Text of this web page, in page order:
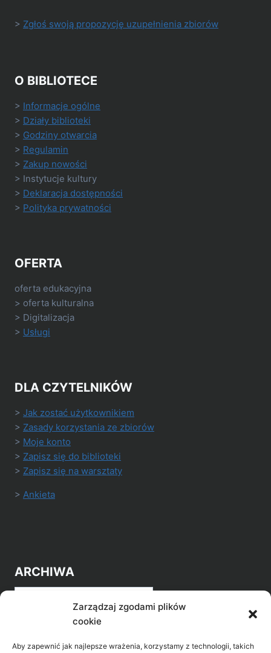
Zarządzaj zgodami plików
cookie
Aby zapewnić jak najlepsze wrażenia, korzystamy z technologii, takich
> Zgłoś swoją propozycję uzupełnienia zbiorów
O BIBLIOTECE
> Informacje ogólne
> Działy biblioteki
> Godziny otwarcia
> Regulamin
> Zakup nowości
> Instytucje kultury
> Deklaracja dostępności
> Polityka prywatności
OFERTA
oferta edukacyjna
> oferta kulturalna
> Digitalizacja
> Usługi
DLA CZYTELNIKÓW
> Jak zostać użytkownikiem
> Zasady korzystania ze zbiorów
> Moje konto
> Zapisz się do biblioteki
> Zapisz się na warsztaty
> Ankieta
ARCHIWA
Archiwa